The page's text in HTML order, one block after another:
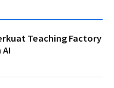
Teaching Factory